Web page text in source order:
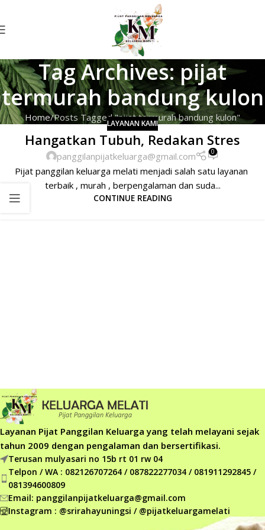
Tag Archives: pijat
termurah bandung kulon
Home Posts Tagged "pijat termurah bandung kulon"
LAYANAN KAMI
Hangatkan Tubuh, Redakan Stres
panggilanpijatkeluarga@gmail.com 0
Pijat panggilan keluarga melati menjadi salah satu layanan
terbaik , murah , berpengalaman dan suda...
CONTINUE READING
Layanan Pijat Panggilan Keluarga yang telah melayani sejak
tahun 2009 dengan pengalaman dan bersertifikasi.
Terusan mulyasari no 15b rt 01 rw 04
Telpon / WA : 082126707264 / 087822277034 / 081911292845 /
081394600809
Email: panggilanpijatkeluarga@gmail.com
Instagram : @srirahayuningsi / @pijatkeluargamelati